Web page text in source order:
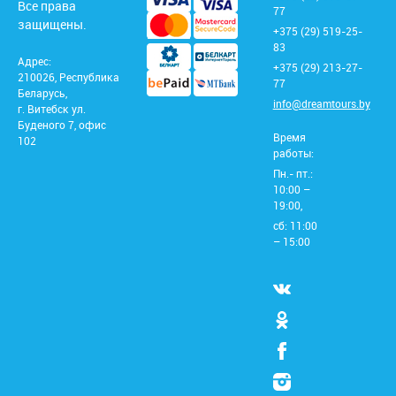
Все права
защищены.
Адрес:
210026, Республика
Беларусь,
г. Витебск ул.
Буденого 7, офис
102
77
+375 (29) 519-25-
83
+375 (29) 213-27-
77
info@dreamtours.by
Время
работы:
Пн.- пт.:
10:00 –
19:00,
сб: 11:00
– 15:00